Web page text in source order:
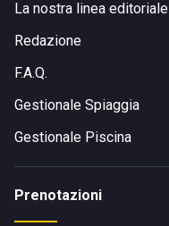
La nostra linea editoriale
Redazione
F.A.Q.
Gestionale Spiaggia
Gestionale Piscina
Prenotazioni